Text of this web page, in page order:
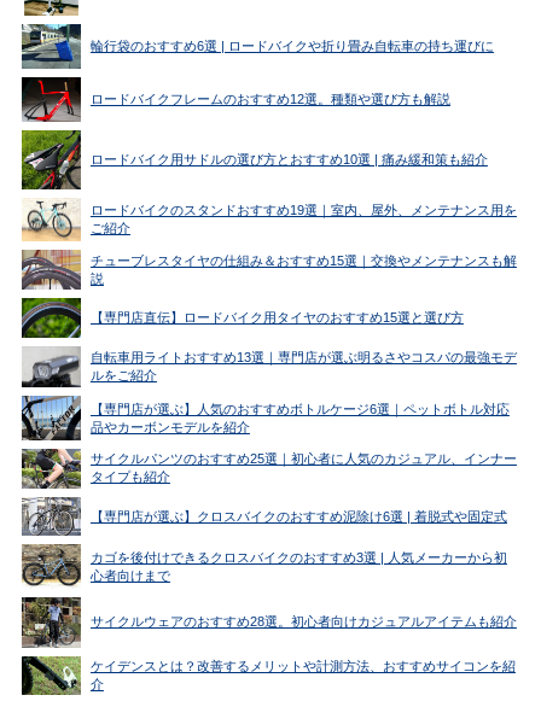
輪行袋のおすすめ6選 | ロードバイクや折り畳み自転車の持ち運びに
ロードバイクフレームのおすすめ12選。種類や選び方も解説
ロードバイク用サドルの選び方とおすすめ10選 | 痛み緩和策も紹介
ロードバイクのスタンドおすすめ19選｜室内、屋外、メンテナンス用を
ご紹介
チューブレスタイヤの仕組み＆おすすめ15選｜交換やメンテナンスも解
説
【専門店直伝】ロードバイク用タイヤのおすすめ15選と選び方
自転車用ライトおすすめ13選｜専門店が選ぶ明るさやコスパの最強モデ
ルをご紹介
【専門店が選ぶ】人気のおすすめボトルケージ6選｜ペットボトル対応
品やカーボンモデルを紹介
サイクルパンツのおすすめ25選｜初心者に人気のカジュアル、インナー
タイプも紹介
【専門店が選ぶ】クロスバイクのおすすめ泥除け6選 | 着脱式や固定式
カゴを後付けできるクロスバイクのおすすめ3選 | 人気メーカーから初
心者向けまで
サイクルウェアのおすすめ28選。初心者向けカジュアルアイテムも紹介
ケイデンスとは？改善するメリットや計測方法、おすすめサイコンを紹
介